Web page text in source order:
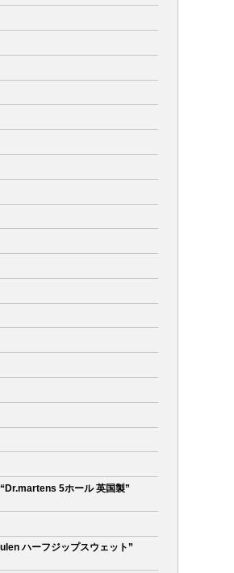
ㅤㅤㅤㅤㅤㅤㅤㅤㅤ “Dr.martens 5ホール 英国製”
ㅤ “Ralph Laulen ハーフジップスウェット”